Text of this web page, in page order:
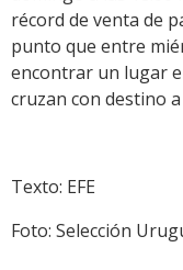
récord de venta de
punto que entre
encontrar un lugar
cruzan con destino
Texto: EFE
Foto: Selección